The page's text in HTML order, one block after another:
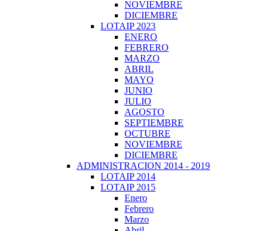
NOVIEMBRE
DICIEMBRE
LOTAIP 2023
ENERO
FEBRERO
MARZO
ABRIL
MAYO
JUNIO
JULIO
AGOSTO
SEPTIEMBRE
OCTUBRE
NOVIEMBRE
DICIEMBRE
ADMINISTRACION 2014 - 2019
LOTAIP 2014
LOTAIP 2015
Enero
Febrero
Marzo